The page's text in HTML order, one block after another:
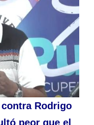
Rodrigo
peor que el